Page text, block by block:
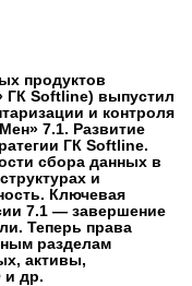
продуктов
ГК Softline) выпустил
и контроля
7.1. Развитие
ГК Softline.
сбора данных в
и
Ключевая
7.1 — завершение
Теперь права
разделам
активы,
и др.